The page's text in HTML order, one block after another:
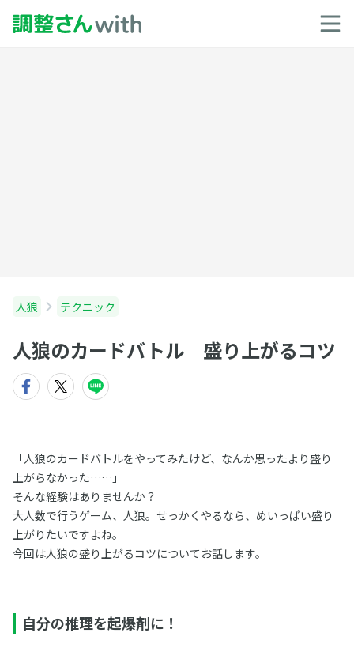
人狼 テクニック
人狼のカードバトル 盛り上がるコツ
「人狼のカードバトルをやってみたけど、なんか思ったより盛り
上がらなかった……」
そんな経験はありませんか？
大人数で行うゲーム、人狼。せっかくやるなら、めいっぱい盛り
上がりたいですよね。
今回は人狼の盛り上がるコツについてお話します。
自分の推理を起爆剤に！